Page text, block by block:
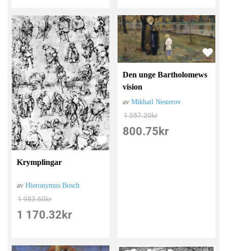
Krymplingar
avHieronymus Bosch
1 983.60kr
1 170.32 kr
Den unge Bartholomews
vision
avMikhail Nesterov
1 357.20kr
800.75 kr